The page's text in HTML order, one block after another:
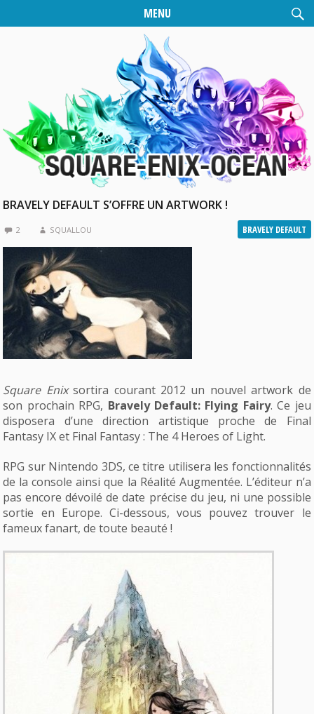
MENU
BRAVELY DEFAULT S’OFFRE UN ARTWORK !
BRAVELY DEFAULT
2 SQUALLOU
Square Enixsortira courant 2012 un nouvel artwork de
son prochain RPG, Bravely Default: Flying Fairy. Ce jeu
disposera d’une direction artistique proche de Final
Fantasy IX et Final Fantasy : The 4 Heroes of Light.
RPG sur Nintendo 3DS, ce titre utilisera les fonctionnalités
de la console ainsi que la Réalité Augmentée. L’éditeur n’a
pas encore dévoilé de date précise du jeu, ni une possible
sortie en Europe. Ci-dessous, vous pouvez trouver le
fameux fanart, de toute beauté !